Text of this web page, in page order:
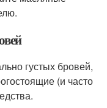
густых бровей,
(и часто